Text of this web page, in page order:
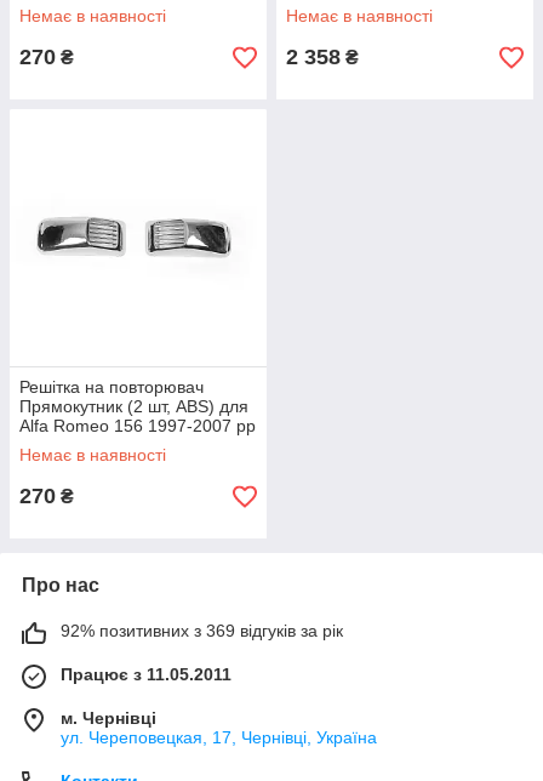
Немає в наявності
270 ₴
Немає в наявності
2 358 ₴
Решітка на повторювач
Прямокутник (2 шт, ABS) для
Alfa Romeo 156 1997-2007 рр
Немає в наявності
270 ₴
Про нас
92% позитивних з 369 відгуків за рік
Працює з 11.05.2011
м. Чернівці
ул. Череповецкая, 17, Чернівці, Україна